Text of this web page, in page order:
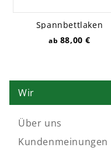
Spannbettlaken
Ganzjahreskombi, bio
88,00 €
Wir
Über uns
Kundenmeinungen